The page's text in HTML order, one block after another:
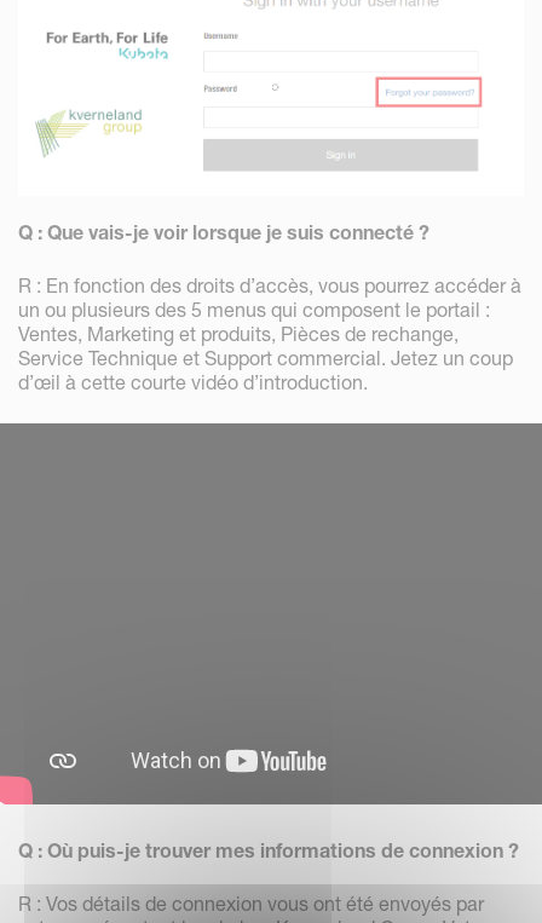
Q : Que vais-je voir lorsque je suis connecté ?
R : En fonction des droits d’accès, vous pourrez accéder à
un ou plusieurs des 5 menus qui composent le portail :
Ventes, Marketing et produits, Pièces de rechange,
Service Technique et Support commercial. Jetez un coup
d’œil à cette courte vidéo d’introduction.
Q : Où puis-je trouver mes informations de connexion ?
R : Vos détails de connexion vous ont été envoyés par